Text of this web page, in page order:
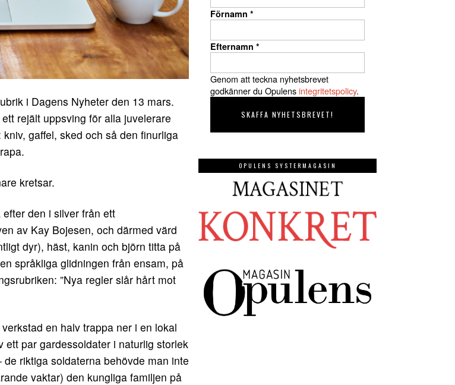
i Dagens Nyheter den 13 mars.
rejält uppsving för alla juvelerare
gaffel, sked och så den finurliga
kretsar.
den i silver från ett
av Kay Bojesen, och därmed värd
dyr), häst, kanin och björn titta på
språkliga glidningen från ensam, på
”Nya regler slår hårt mot
en halv trappa ner i en lokal
par gardessoldater i naturlig storlek
riktiga soldaterna behövde man inte
vaktar) den kungliga familjen på
Förnamn *
Efternamn *
Genom att teckna nyhetsbrevet
godkänner du Opulensintegritetspolicy.
OPULENS SYSTERMAGASIN